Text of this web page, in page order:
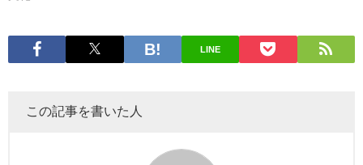
LINE
この記事を書いた人